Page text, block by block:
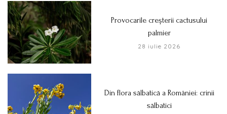
Provocarile creșterii cactusului
palmier
28 iulie 2026
Din flora sălbatică a României: crinii
sălbatici